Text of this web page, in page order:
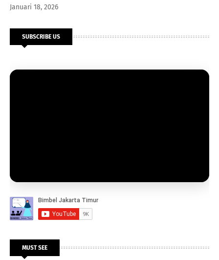
Januari 18, 2026
SUBSCRIBE US
MUST SEE